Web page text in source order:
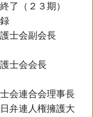
了（２３期）
士会副会長
士会会長
会連合会理事長
弁連人権擁護大